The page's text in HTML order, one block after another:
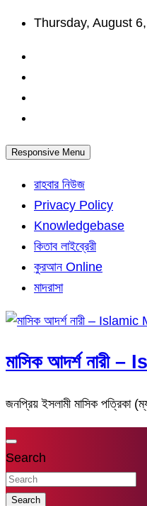
Skip
content
Thursday, August
Responsive Menu
রাহবার নিউজ
Privacy Policy
Knowledgebase
কিতাব লাইব্রেরী
কুরআন Online
মাদরাসা
মাসিক আদর্শ নারী
জনপ্রিয় ইসলামী মাসিক পত্রিকা
Search
Search